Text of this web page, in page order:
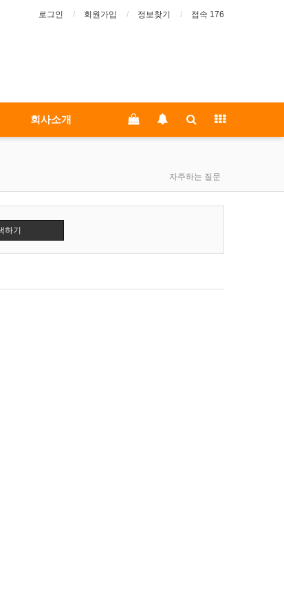
로그인 회원가입 정보찾기 접속 176
회사소개
자주하는 질문
하기